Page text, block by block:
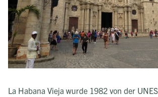
La Habana Vieja wurde 1982 von der